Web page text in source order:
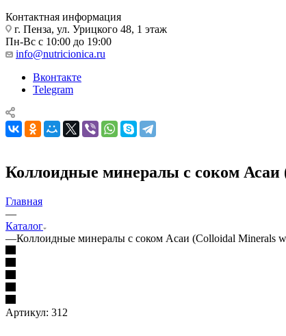
Контактная информация
г. Пенза, ул. Урицкого 48, 1 этаж
Пн-Вс с 10:00 до 19:00
info@nutricionica.ru
Вконтакте
Telegram
Коллоидные минералы с соком
Главная
—
Каталог
—Коллоидные минералы с соком Асаи (Colloidal Minerals
Артикул: 312